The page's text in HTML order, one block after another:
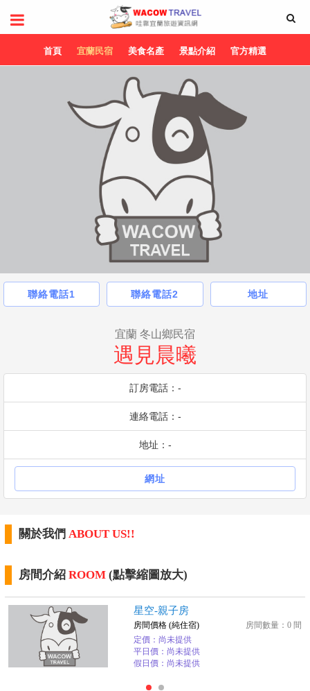
首頁 宜蘭民宿 美食名產 景點介紹 官方精選
聯絡電話1 聯絡電話2 地址
宜蘭 冬山鄉民宿
遇見晨曦
訂房電話：-
連絡電話：-
地址：-
網址
關於我們 ABOUT US!!
房間介紹 ROOM (點擊縮圖放大)
星空-親子房
房間數量：0 間
房間價格 (純住宿)
定價：尚未提供
平日價：尚未提供
假日價：尚未提供